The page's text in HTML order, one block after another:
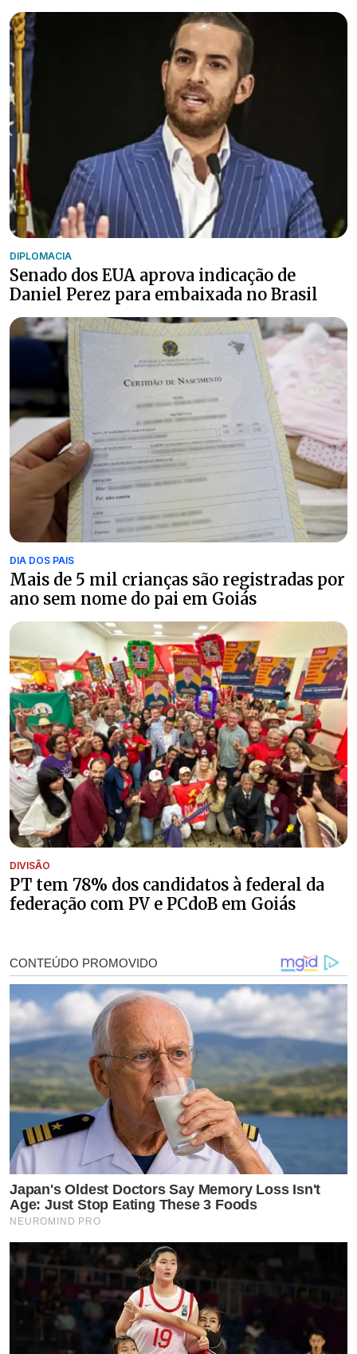
DIPLOMACIA
Senado dos EUA aprova indicação de
Daniel Perez para embaixada no Brasil
DIA DOS PAIS
Mais de 5 mil crianças são registradas por
ano sem nome do pai em Goiás
DIVISÃO
PT tem 78% dos candidatos à federal da
federação com PV e PCdoB em Goiás